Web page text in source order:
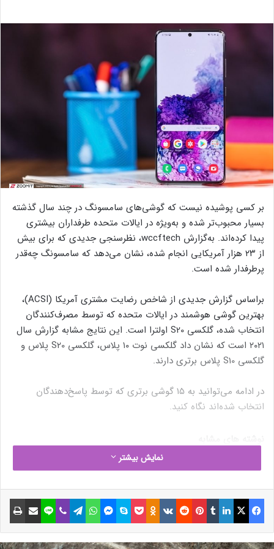
بر کسی پوشیده نیست که گوشی‌های سامسونگ در چند سال گذشته
بسیار محبوب‌تر شده‌ و به‌ویژه در ایالات متحده طرفداران بیشتری
پیدا کرده‌اند. به‌گزارش wccftech، نظرسنجی جدیدی که برای بیش
از ۲۳ هزار آمریکایی انجام شده، نشان می‌دهد که سامسونگ چه‌قدر
پرطرفدار شده است.
براساس گزارش جدیدی از شاخص رضایت مشتری آمریکا (ACSI)،
بهترین گوشی هوشمند در ایالات متحده که توسط مصرف‌کنندگان
انتخاب شده، گلکسی S20 اولترا است. این نتایج مشابه گزارش سال
۲۰۲۱ است که نشان داد گلکسی نوت ۱۰ پلاس، گلکسی S20 پلاس و
گلکسی S10 پلاس برتری دارند.
در ادامه می‌توانید به ۱۵ گوشی برتری که توسط پاسخ‌دهندگان
انتخاب شده‌اند نگاه کنید.
خودنمایی ردمی نوت ۱۴ و ردمی
نوت ۱۴ پرو در تصاویر فاش‌شده
25 آذر 1403
اینتل قدرت پردازنده‌های Sapphire
نمایش بیشتر
فیسبوک ایکس لینکداین تامبلر پینتریست Reddit
VKontakte
Odnoklassniki پاکت اسکایپ مسنجر واتس آپ تلگرام وایبر لاین اشتراک گذاری با ایمیل